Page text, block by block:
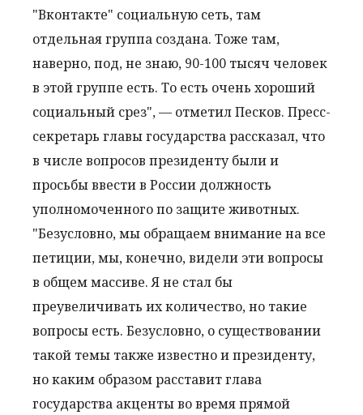
"Вконтакте" социальную сеть, там
отдельная группа создана. Тоже там,
наверно, под, не знаю, 90-100 тысяч человек
в этой группе есть. То есть очень хороший
социальный срез", — отметил Песков. Пресс-
секретарь главы государства рассказал, что
в числе вопросов президенту были и
просьбы ввести в России должность
уполномоченного по защите животных.
"Безусловно, мы обращаем внимание на все
петиции, мы, конечно, видели эти вопросы
в общем массиве. Я не стал бы
преувеличивать их количество, но такие
вопросы есть. Безусловно, о существовании
такой темы также известно и президенту,
но каким образом расставит глава
государства акценты во время прямой